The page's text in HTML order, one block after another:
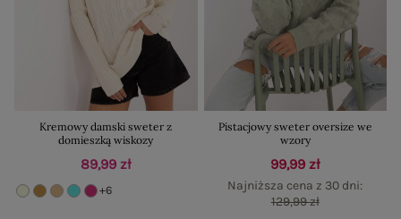
Kremowy damski sweter z
domieszką wiskozy
89,99 zł
+6
Pistacjowy sweter oversize we
wzory
99,99 zł
Najniższa cena z 30 dni:
129,99 zł